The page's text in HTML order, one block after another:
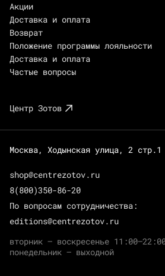
Акции
Доставка и оплата
Возврат
Положение программы лояльности
Доставка и оплата
Частые вопросы
Центр Зотов
Москва, Ходынская улица, 2 стр.1
shop@centrezotov.ru
8(800)350-86-20
По вопросам сотрудничества:
editions@centrezotov.ru
вторник — воскресенье
понедельник — выходной